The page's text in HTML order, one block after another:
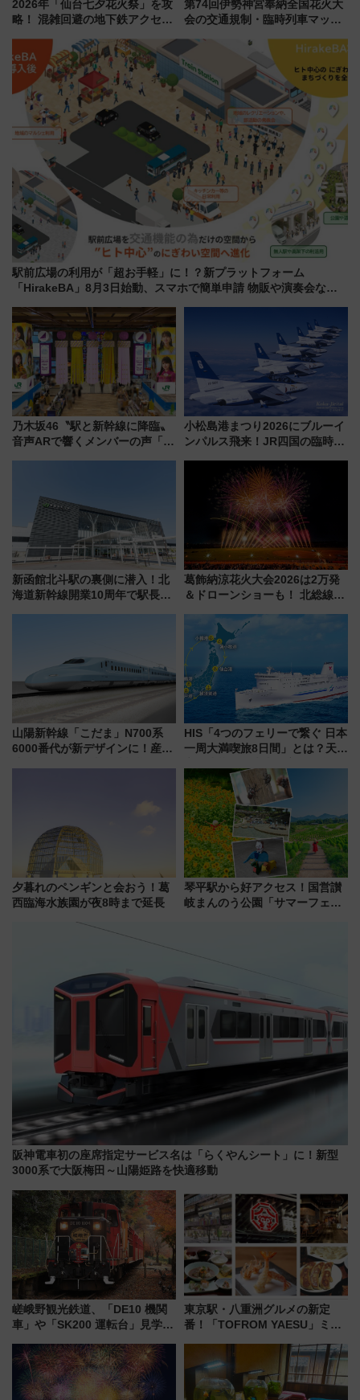
2026年「仙台七夕花火祭」を攻
略！ 混雑回避の地下鉄アクセス
火前に楽しむ仙台観光ルートま
で解説！
第74回伊勢神宮奉納全国花火大
会の交通規制・臨時列車マッ
セス
駅前広場の利用が「超お手軽」に！？新プラットフォーム
「HirakeBA」8月3日始動、スマホで簡単申請 物販や演奏会など
乃木坂46〝駅と新幹線に降臨〟
音声ARで響くメンバーの声「真
小松島港まつり2026にブルーイ
ンパルス飛来！JR四国の臨時ダ
新函館北斗駅の裏側に潜入！北
海道新幹線開業10周年で駅長
葛飾納涼花火大会2026は2万発
＆ドローンショーも！ 北総線を
車、観覧スポット情報と周辺観
光まとめ（7/28開催）
山陽新幹線「こだま」N700系
6000番代が新デザインに！産学
HIS「4つのフェリーで繋ぐ 日本
一周大満喫旅8日間」とは？天橋
の絶景＆限定グルメを網羅！煩
雑な手続きも不要でお手軽に楽
しめるプランが登場
夕暮れのペンギンと会おう！葛
西臨海水族園が夜8時まで延長
琴平駅から好アクセス！国営讃
岐まんのう公園「サマーフェス
阪神電車初の座席指定サービス名は「らくやんシート」に！新型
3000系で大阪梅田～山陽姫路を快適移動
嵯峨野観光鉄道、「DE10 機関
車」や「SK200 運転台」見学ツ
トの一環で激レア体験できちゃ
うかも 参加方法やスケジュール
をご紹介
東京駅・八重洲グルメの新定
番！「TOFROM YAESU」ミシ
舗が集結した食の空間を徹底解
剖！（9/10開業）